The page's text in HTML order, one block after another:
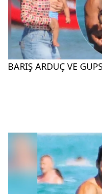
BARIŞ ARDUÇ VE